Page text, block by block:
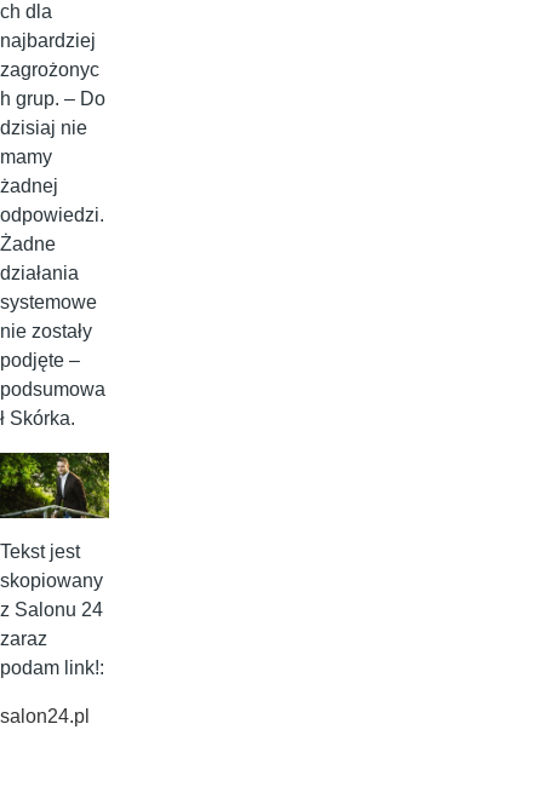
ch dla
najbardziej
zagrożonyc
h grup. – Do
dzisiaj nie
mamy
żadnej
odpowiedzi.
Żadne
działania
systemowe
nie zostały
podjęte –
podsumowa
ł Skórka.
Tekst jest
skopiowany
z Salonu 24
zaraz
podam link!:
salon24.pl